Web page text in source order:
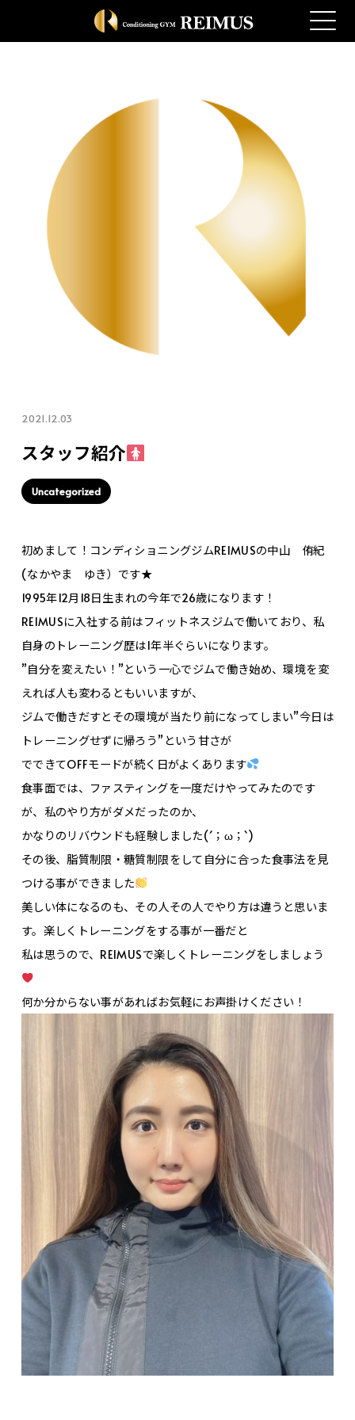
2021.12.03
スタッフ紹介
Uncategorized
初めまして！コンディショニングジムREIMUSの中山 侑紀
(なかやま ゆき）です★
1995年12月18日生まれの今年で26歳になります！
REIMUSに入社する前はフィットネスジムで働いており、私
自身のトレーニング歴は1年半ぐらいになります。
”自分を変えたい！”という一心でジムで働き始め、環境を変
えれば人も変わるともいいますが、
ジムで働きだすとその環境が当たり前になってしまい”今日は
トレーニングせずに帰ろう”という甘さが
でできてOFFモードが続く日がよくあります
食事面では、ファスティングを一度だけやってみたのです
が、私のやり方がダメだったのか、
かなりのリバウンドも経験しました(´；ω；`)
その後、脂質制限・糖質制限をして自分に合った食事法を見
つける事ができました
美しい体になるのも、その人その人でやり方は違うと思いま
す。楽しくトレーニングをする事が一番だと
私は思うので、REIMUSで楽しくトレーニングをしましょう
何か分からない事があればお気軽にお声掛けください！